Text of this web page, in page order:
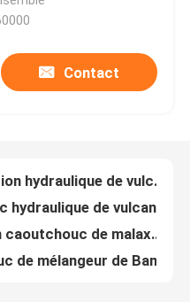
Contact
Machine de vulcanisation hydraulique de vulcanisation en caoutchouc automatisée de presse
malaxeur en caoutchouc de dispersion de la machine XN35 de malaxeur de 35L 55L
Le mélangeur en caoutchouc de la machine 55kW Banbury du malaxeur 55L-150L a adapté aux besoins du client
Malaxeur en caoutchouc de dispersion de la machine 185kw de malaxeur de XN110 110L
Mélangeur en caoutchouc 110Kw de malaxeur de dispersion de malaxeur en caoutchouc de la machine XN75